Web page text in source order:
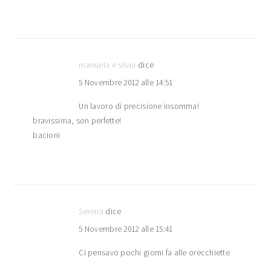
manuela e silvia dice
5 Novembre 2012 alle 14:51
Un lavoro di precisione insomma!
bravissima, son perfette!
bacioni
Serena dice
5 Novembre 2012 alle 15:41
Ci pensavo pochi giorni fa alle orecchiette